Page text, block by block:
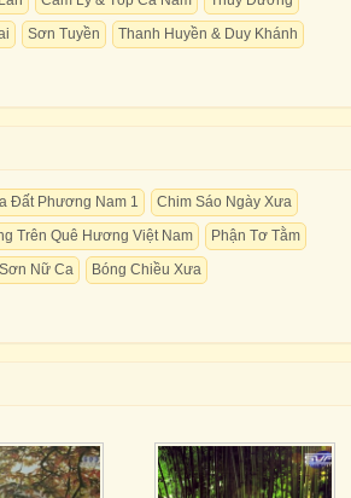
Sơn Tuyền
Thanh Huyền & Duy Khánh
Đất Phương Nam 1
Chim Sáo Ngày Xưa
Trên Quê Hương Việt Nam
Phận Tơ Tằm
Sơn Nữ Ca
Bóng Chiều Xưa